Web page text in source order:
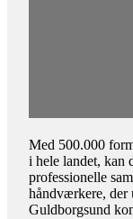
Med 500.000
i hele landet, kan
professionelle
håndværkere, der
Guldborgsund